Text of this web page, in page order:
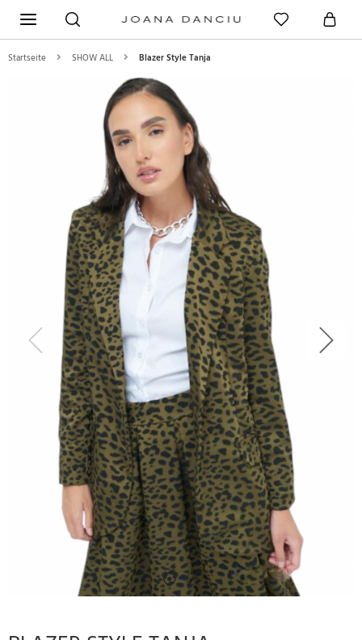
Startseite SHOW ALL Blazer Style Tanja
Previous Next